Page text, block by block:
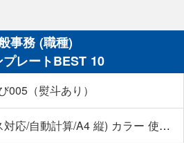
事務 (職種)
プレートBEST 10
005（熨斗あり）
請求書 (インボイス対応/自動計算/A4 縦) カラー 使い方解説あり